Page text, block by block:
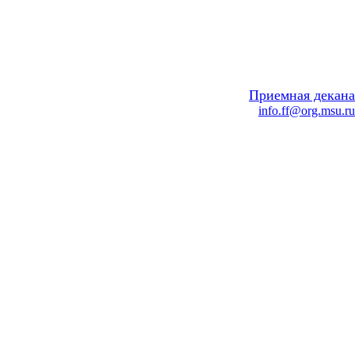
Приемная декана
info.ff@org.msu.ru